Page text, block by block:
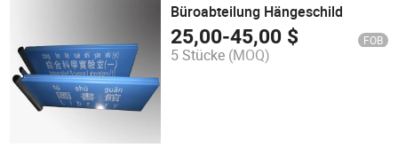
Büroabteilung Hängeschild
25,00-45,00 $ FOB
5 Stücke (MOQ)